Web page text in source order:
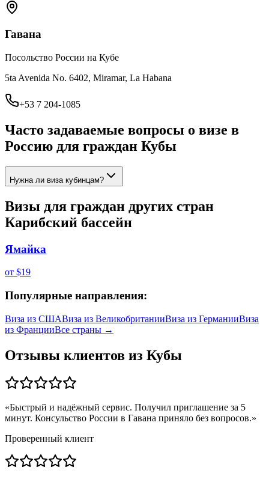
Гавана
Посольство России на Кубе
5ta Avenida No. 6402, Miramar, La Habana
+53 7 204-1085
Часто задаваемые вопросы о визе в
Россию для граждан Кубы
Нужна ли виза кубинцам?
Визы для граждан других стран
Карибский бассейн
Ямайка
от $19
Популярные направления:
Виза из СШАВиза из ВеликобританииВиза из ГерманииВиза
из ФранцииВсе страны →
Отзывы клиентов из Кубы
«Быстрый и надёжный сервис. Получил приглашение за 5
минут. Консульство России в Гавана приняло без вопросов.»
Проверенный клиент